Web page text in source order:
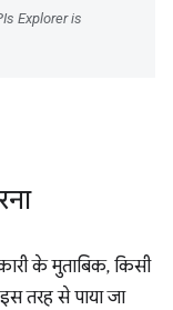
के मुताबिक, किसी
तरह से पाया जा